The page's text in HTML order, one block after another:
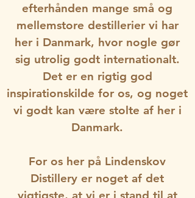
efterhånden mange små og
mellemstore destillerier vi har
her i Danmark, hvor nogle gør
sig utrolig godt internationalt.
Det er en rigtig god
inspirationskilde for os, og noget
vi godt kan være stolte af her i
Danmark.
For os her på Lindenskov
Distillery er noget af det
vigtigste, at vi er i stand til at